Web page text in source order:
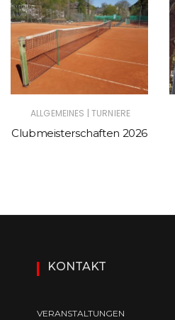
ALLGEMEINES | TURNIERE
Clubmeisterschaften 2026
KONTAKT
VERANSTALTUNGEN